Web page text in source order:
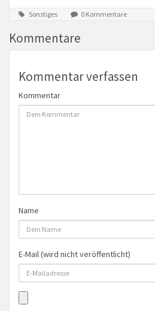
Sonstiges 0 Kommentare
Kommentare
Kommentar verfassen
Kommentar
Name
E-Mail (wird nicht veröffentlicht)